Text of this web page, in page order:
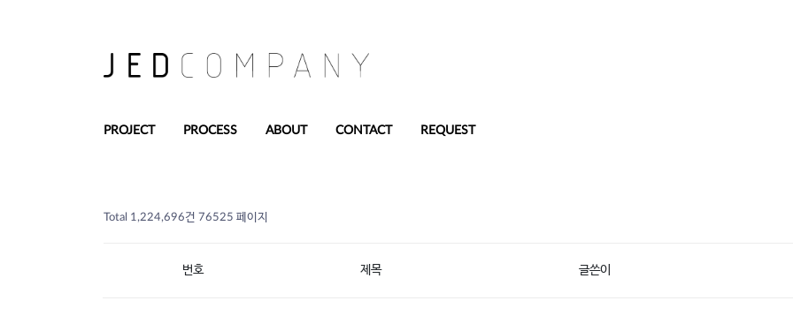
PROJECT PROCESS ABOUT CONTACT REQUEST
Total 1,224,696건 76525 페이지
번호 제목 글쓴이